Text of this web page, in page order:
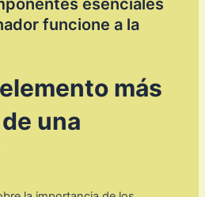
esenciales
funcione a la
más
una